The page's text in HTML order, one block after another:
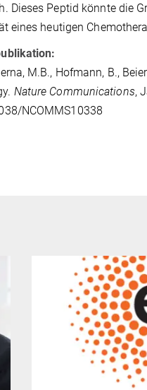
Dieses Peptid könnte die
eines heutigen
M.B., Hofmann, B.,
Nature Communications,
NCOMMS10338